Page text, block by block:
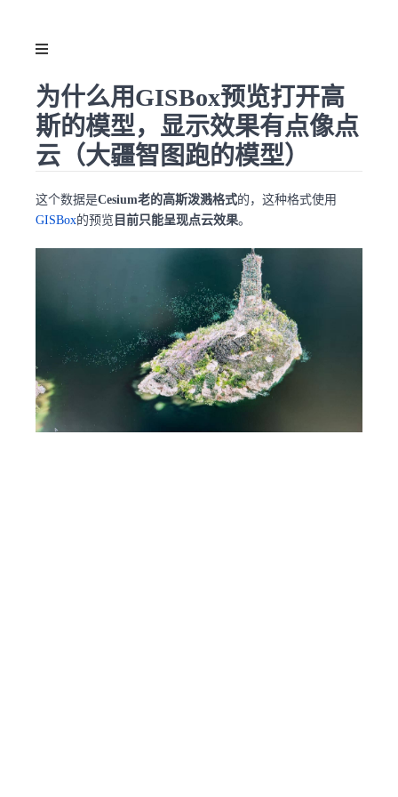
为什么用GISBox预览打开高
斯的模型，显示效果有点像点
云（大疆智图跑的模型）
这个数据是Cesium老的高斯泼溅格式的，这种格式使用
GISBox的预览 目前只能呈现点云效果。